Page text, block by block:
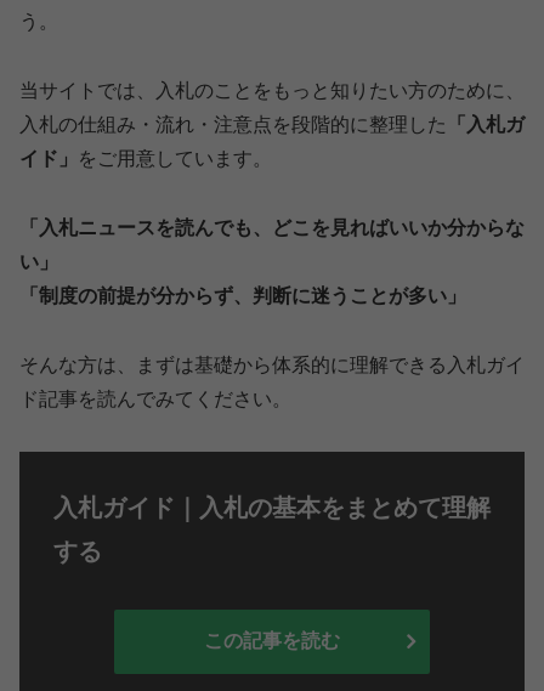
う。
当サイトでは、入札のことをもっと知りたい方のために、
入札の仕組み・流れ・注意点を段階的に整理した
「入札ガ
イド」
をご用意しています。
「入札ニュースを読んでも、どこを見ればいいか分からな
い」
「制度の前提が分からず、判断に迷うことが多い」
そんな方は、まずは基礎から体系的に理解できる入札ガイ
ド記事を読んでみてください。
入札ガイド｜入札の基本をまとめて理解
する
この記事を読む